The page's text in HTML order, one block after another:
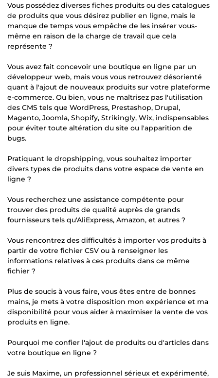
Vous possédez diverses fiches produits ou des catalogues
de produits que vous désirez publier en ligne, mais le
manque de temps vous empêche de les insérer vous-
même en raison de la charge de travail que cela
représente ?
Vous avez fait concevoir une boutique en ligne par un
développeur web, mais vous vous retrouvez désorienté
quant à l'ajout de nouveaux produits sur votre plateforme
e-commerce. Ou bien, vous ne maîtrisez pas l'utilisation
des CMS tels que WordPress, Prestashop, Drupal,
Magento, Joomla, Shopify, Strikingly, Wix, indispensables
pour éviter toute altération du site ou l'apparition de
bugs.
Pratiquant le dropshipping, vous souhaitez importer
divers types de produits dans votre espace de vente en
ligne ?
Vous recherchez une assistance compétente pour
trouver des produits de qualité auprès de grands
fournisseurs tels qu'AliExpress, Amazon, et autres ?
Vous rencontrez des difficultés à importer vos produits à
partir de votre fichier CSV ou à renseigner les
informations relatives à ces produits dans ce même
fichier ?
Plus de soucis à vous faire, vous êtes entre de bonnes
mains, je mets à votre disposition mon expérience et ma
disponibilité pour vous aider à maximiser la vente de vos
produits en ligne.
Pourquoi me confier l'ajout de produits ou d'articles dans
votre boutique en ligne ?
Je suis Maxime, un professionnel sérieux et expérimenté,